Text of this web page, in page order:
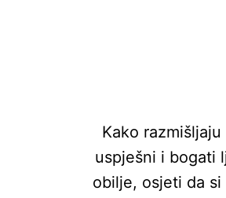
Kako
uspješni i bogati
obilje, osjeti da